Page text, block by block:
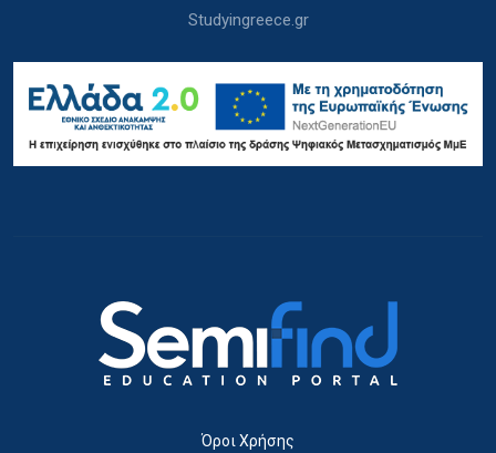
Studyingreece.gr
Όροι Χρήσης